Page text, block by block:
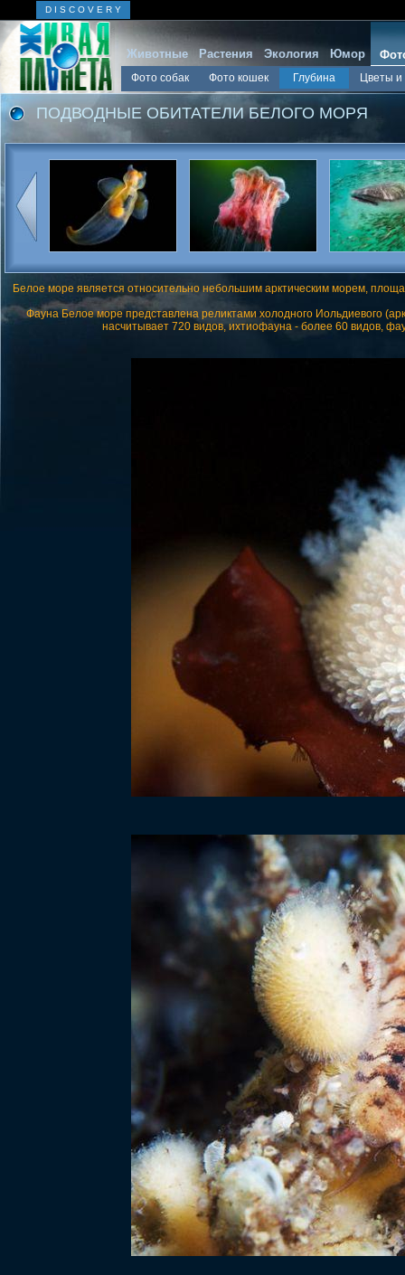
D I S C O V E R Y
Животные Растения Экология Юмор
Фото собак Фото кошек Глубина Цветы и
ПОДВОДНЫЕ ОБИТАТЕЛИ БЕЛОГО МОРЯ
Белое море является относительно небольшим арктическим морем,
Фауна Белое море представлена реликтами холодного Иольдиевого
насчитывает 720 видов, ихтиофауна - более 60 видов,